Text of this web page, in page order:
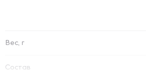
Вес, г
Состав